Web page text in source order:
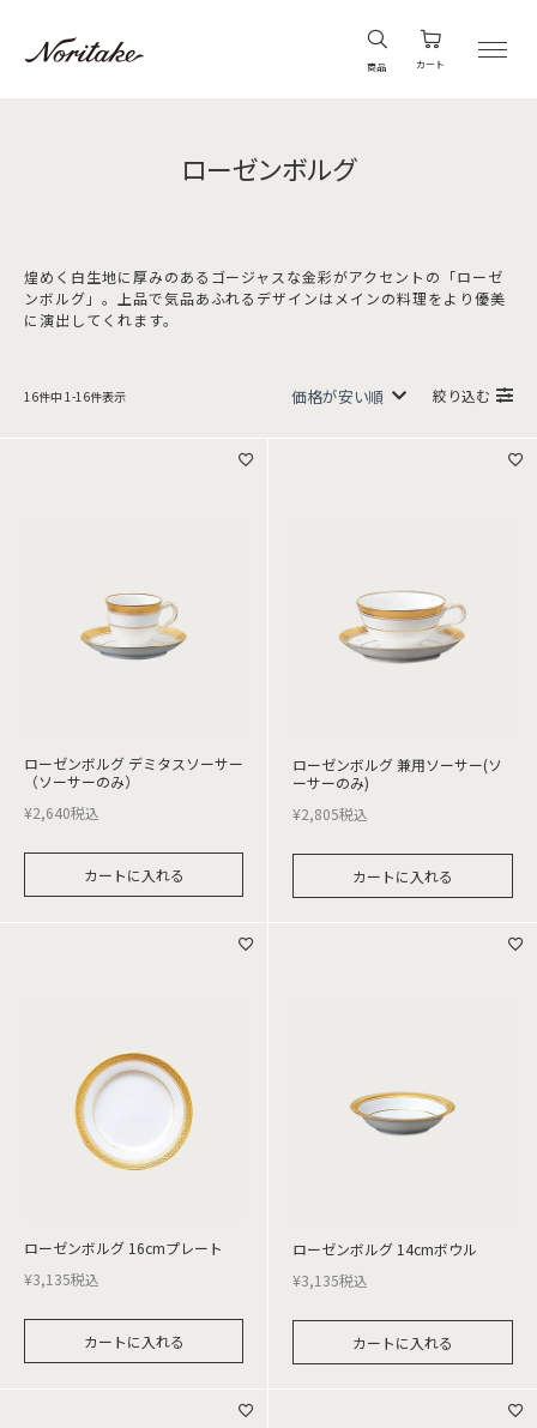
商品 カート
ローゼンボルグ
煌めく白生地に厚みのあるゴージャスな金彩がアクセントの「ローゼ
ンボルグ」。上品で気品あふれるデザインはメインの料理をより優美
に演出してくれます。
16件中 1 -16件表示 絞り込む
ローゼンボルグ デミタスソーサー
（ソーサーのみ）
¥2,640税込
カートに入れる
ローゼンボルグ 兼用ソーサー(ソ
ーサーのみ)
¥2,805税込
カートに入れる
ローゼンボルグ 16cmプレート
¥3,135税込
カートに入れる
ローゼンボルグ 14cmボウル
¥3,135税込
カートに入れる